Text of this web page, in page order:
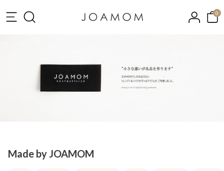
0
Made by JOAMOM